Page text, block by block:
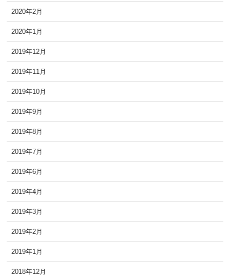
2020年2月
2020年1月
2019年12月
2019年11月
2019年10月
2019年9月
2019年8月
2019年7月
2019年6月
2019年4月
2019年3月
2019年2月
2019年1月
2018年12月